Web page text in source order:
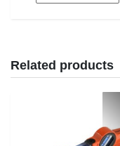
Related products